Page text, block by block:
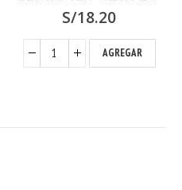
S/18.20
AGREGAR